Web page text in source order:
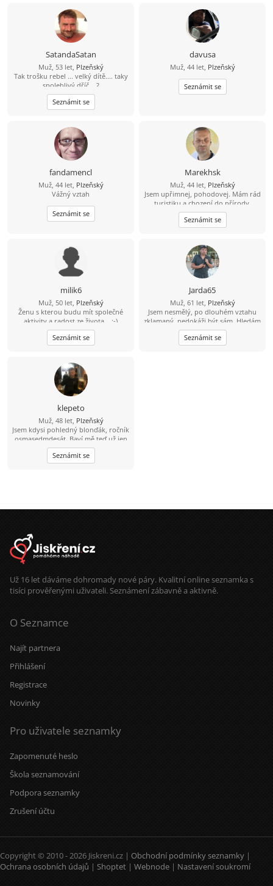
přece mnohem lepší s úsměvem na
tváři. Mám slabost pro dobrou kávu,
rád si přečtu zajímavou knížku... a
občas u ní tak kvalitně zrelaxuju, že
usnu. ???? Hledám fajn ženu ve věku
40–47 let, která je taky trochu
sportovní duše, má ráda humor a
chuť užívat si život. Nejdřív klidně
kamarádku, a když přeskočí jiskra,
proč ne i přítelkyni. Jestli ještě věříš
na lásku a na správného chlapa,
správném místě, možná jsme se
právě našli. Tak co, vezmeš mě do
party? Třeba zjistíme, že ty nejlepší
příběhy začínají úplně obyčejnou
zprávou. ????
SatandaSatan
Muž, 53 let, Plzeňský
Tak trošku rebel ... velký dítě.... taky
spolehlivý dříč ...?
Seznámit se
davusa
Muž, 44 let, Plzeňský
Seznámit se
fandamencl
Muž, 44 let, Plzeňský
Vážný vztah
Seznámit se
Marekhsk
Muž, 44 let, Plzeňský
Jsem upřimnej, pohodovej. Mám rád
turistiku a chození do přírody.
Seznámit se
milik6
Muž, 50 let, Plzeňský
Ženu s kterou budu mít společné
aktivity a radost ze života... :-)
Seznámit se
Jarda65
Muž, 61 let, Plzeňský
Jsem nesmělý, po dlouhém vztahu
zklamaný, nedokáži být sám. Hledám
někoho do týmu na život.
Seznámit se
klepeto
Muž, 48 let, Plzeňský
Jsem kdysi pohledný blonďák, ročník
osmasedmdesát. Baví mě teď už jen
sledovat fotbal, hokej, atd. Kolo, lyže
a nějaký ten pohyb ve vodě ještě
zvládnu a možná i běh (pár metrů;-)
Seznámit se
Už 16 let dáváme dohromady nové páry. Kvalitní online seznamka s
tisíci prověřenými uživateli. Seznámení zábavně a aktivně.
O Seznamce
Najít partnera
Přihlášení
Registrace
Novinky
Pro uživatele seznamky
Zapomenuté heslo
Škola seznamování
Podpora seznamky
Zrušení účtu
Copyright © 2010 - 2026 Jiskreni.cz | Obchodní podmínky seznamky |
Ochrana osobních údajů | Shoptet | Webnode | Nastavení soukromí